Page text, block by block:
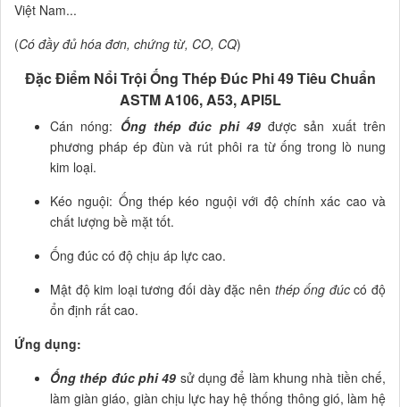
Việt Nam...
(Có đầy đủ hóa đơn, chứng từ, CO, CQ)
Đặc Điểm Nổi Trội Ống Thép Đúc Phi 49 Tiêu Chuẩn
ASTM A106, A53, API5L
Cán nóng: Ống thép đúc phi 49được sản xuất trên
phương pháp ép đùn và rút phôi ra từ ống trong lò nung
kim loại.
Kéo nguội: Ống thép kéo nguội với độ chính xác cao và
chất lượng bề mặt tốt.
Ống đúc có độ chịu áp lực cao.
Mật độ kim loại tương đối dày đặc nên thép ống đúccó độ
ổn định rất cao.
Ứng dụng:
Ống thép đúc phi 49 sử dụng để làm khung nhà tiền chế,
làm giàn giáo, giàn chịu lực hay hệ thống thông gió, làm hệ